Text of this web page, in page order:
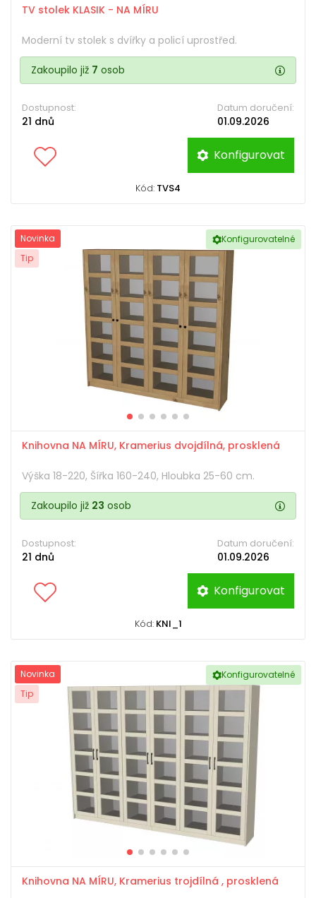
TV stolek KLASIK - NA MÍRU
Moderní tv stolek s dvířky a policí uprostřed.
Zakoupilo již 7 osob
Dostupnost:
21 dnů
Datum doručení:
01.09.2026
Konfigurovat
Kód: TVS4
Konfigurovatelné
Novinka
Tip
Knihovna NA MÍRU, Kramerius dvojdílná, prosklená
Výška 18-220, Šířka 160-240, Hloubka 25-60 cm.
Zakoupilo již 23 osob
Dostupnost:
21 dnů
Datum doručení:
01.09.2026
Konfigurovat
Kód: KNI_1
Konfigurovatelné
Novinka
Tip
Knihovna NA MÍRU, Kramerius trojdílná , prosklená